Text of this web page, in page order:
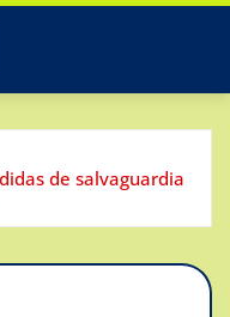
de salvaguardia